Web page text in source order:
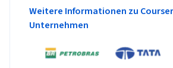
Weitere Informationen zu
Unternehmen